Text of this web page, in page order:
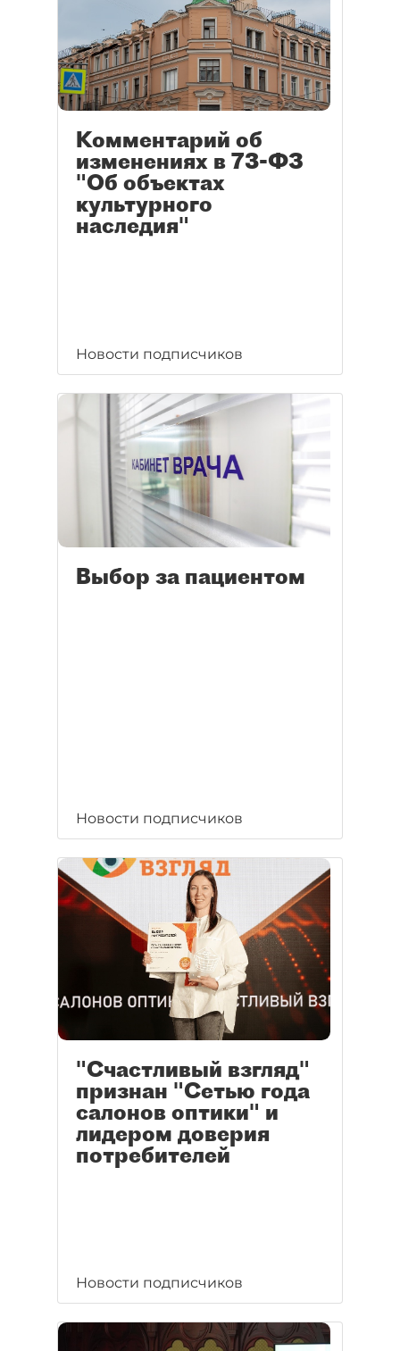
Комментарий об
изменениях в 73-ФЗ
"Об объектах
культурного
наследия"
Новости подписчиков
Выбор за пациентом
Новости подписчиков
"Счастливый взгляд"
признан "Сетью года
салонов оптики" и
лидером доверия
потребителей
Новости подписчиков